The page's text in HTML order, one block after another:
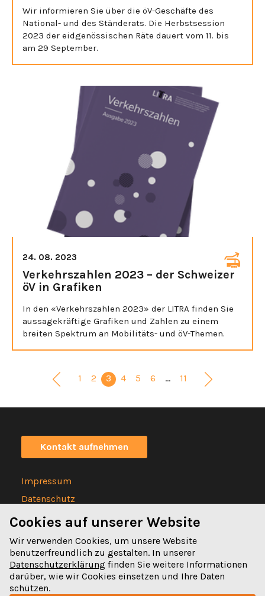
Wir informieren Sie über die öV-Geschäfte des
National- und des Ständerats. Die Herbstsession
2023 der eidgenössischen Räte dauert vom 11. bis
am 29 September.
24. 08. 2023
Verkehrszahlen 2023 – der Schweizer
öV in Grafiken
In den «Verkehrszahlen 2023» der LITRA finden Sie
aussagekräftige Grafiken und Zahlen zu einem
breiten Spektrum an Mobilitäts- und öV-Themen.
1 2 3 4 5 6 … 11
Kontakt aufnehmen
Impressum
Datenschutz
Statuten
Spitalgasse 32
Cookies auf unserer Website
Wir verwenden Cookies, um unsere Website
benutzerfreundlich zu gestalten. In unserer
Datenschutzerklärung finden Sie weitere Informationen
darüber, wie wir Cookies einsetzen und Ihre Daten
schützen.